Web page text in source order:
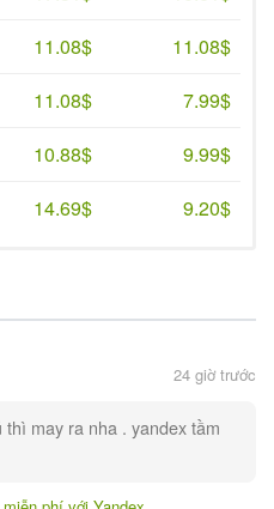
11.08$
11.08$
11.08$
7.99$
10.88$
9.99$
14.69$ 9.20$
24 giờ trước
may ra nha . yandex tầm